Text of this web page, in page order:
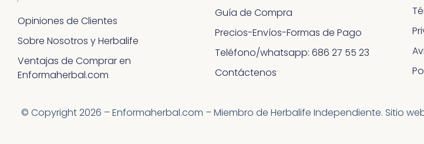
Opiniones de Clientes
Sobre Nosotros y Herbalife
Ventajas de Comprar en
Enformaherbal.com
Guía de Compra
Precios-Envíos-Formas de Pago
Teléfono/whatsapp: 686 27 55 23
Contáctenos
© Copyright 2026 – Enformaherbal.com – Miembro de Herbalife Independiente. Sitio